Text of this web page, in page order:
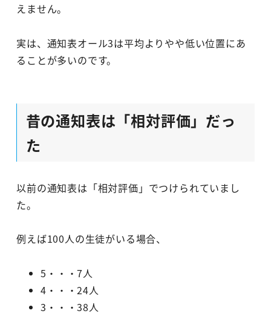
えません。
実は、通知表オール3は平均よりやや低い位置にあ
ることが多いのです。
昔の通知表は「相対評価」だっ
た
以前の通知表は「相対評価」でつけられていまし
た。
例えば100人の生徒がいる場合、
5・・・7人
4・・・24人
3・・・38人